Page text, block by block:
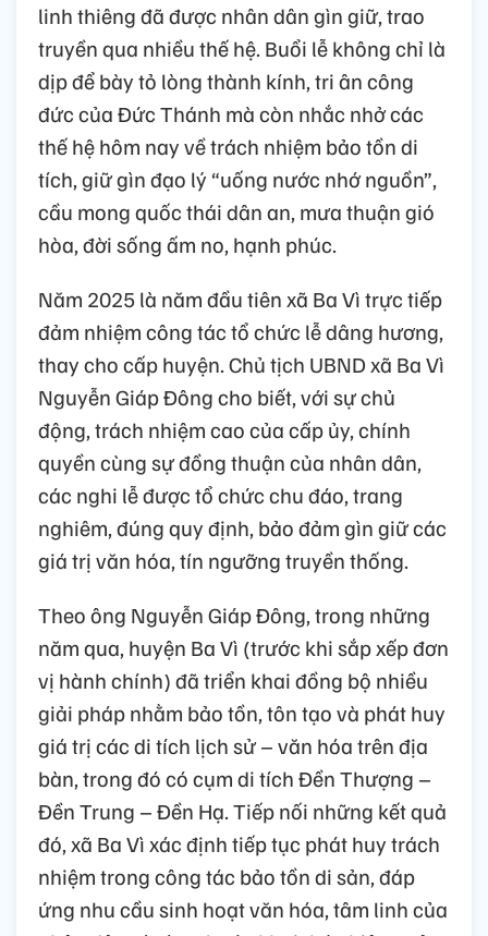
linh thiêng đã được nhân dân gìn giữ, trao
truyền qua nhiều thế hệ. Buổi lễ không chỉ là
dịp để bày tỏ lòng thành kính, tri ân công
đức của Đức Thánh mà còn nhắc nhở các
thế hệ hôm nay về trách nhiệm bảo tồn di
tích, giữ gìn đạo lý “uống nước nhớ nguồn”,
cầu mong quốc thái dân an, mưa thuận gió
hòa, đời sống ấm no,hạnh phúc.
Năm 2025 là năm đầu tiên xã Ba Vì trực tiếp
đảm nhiệm công tác tổ chức lễ dâng hương,
thay cho cấp huyện. Chủ tịch UBND xã Ba Vì
Nguyễn Giáp Đông cho biết, với sự chủ
động, trách nhiệm cao của cấp ủy, chính
quyền cùng sự đồng thuận của nhân dân,
các nghi lễ được tổ chức chu đáo, trang
nghiêm, đúng quy định, bảo đảm gìn giữ các
giá trị văn hóa, tín ngưỡng truyền thống.
Theo ông Nguyễn Giáp Đông, trong những
năm qua, huyện Ba Vì (trước khi sắp xếp đơn
vị hành chính) đã triển khai đồng bộ nhiều
giải pháp nhằm bảo tồn, tôn tạo và phát huy
giá trị các di tích lịch sử – văn hóa trên địa
bàn, trong đó có cụm di tích Đền Thượng –
Đền Trung – Đền Hạ. Tiếp nối những kết quả
đó, xã Ba Vì xác định tiếp tục phát huy trách
nhiệm trong công tác bảo tồn di sản, đáp
ứng nhu cầu sinh hoạt văn hóa, tâm linh của